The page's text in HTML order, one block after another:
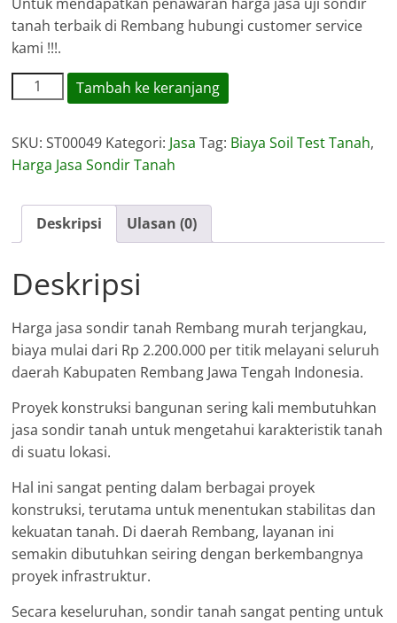
Untuk mendapatkan penawaran harga jasa uji sondir
tanah terbaik di Rembang hubungi customer service
kami !!!.
Kuantitas
Harga
Sondir
Tanah
Tambah ke keranjang
SKU:ST00049 Kategori: Jasa Tag: Biaya Soil Test Tanah,
Harga Jasa Sondir Tanah
Deskripsi Ulasan (0)
Deskripsi
Harga jasa sondir tanah Rembang murah terjangkau,
biaya mulai dari Rp 2.200.000 per titik melayani seluruh
daerah Kabupaten Rembang Jawa Tengah Indonesia.
Proyek konstruksi bangunan sering kali membutuhkan
jasa sondir tanah untuk mengetahui karakteristik tanah
di suatu lokasi.
Hal ini sangat penting dalam berbagai proyek
konstruksi, terutama untuk menentukan stabilitas dan
kekuatan tanah. Di daerah Rembang, layanan ini
semakin dibutuhkan seiring dengan berkembangnya
proyek infrastruktur.
Secara keseluruhan, sondir tanah sangat penting untuk